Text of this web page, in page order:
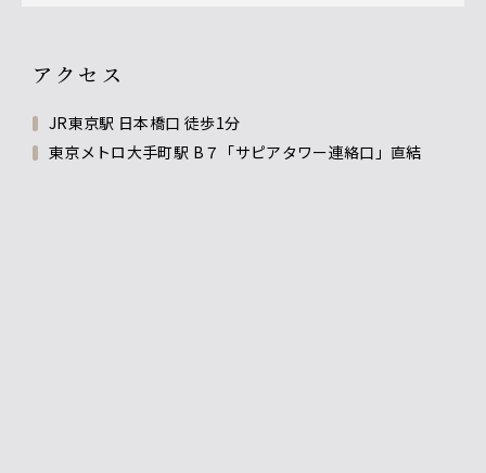
アクセス
JR東京駅 日本橋口 徒歩1分
東京メトロ大手町駅 B７「サピアタワー連絡口」直結